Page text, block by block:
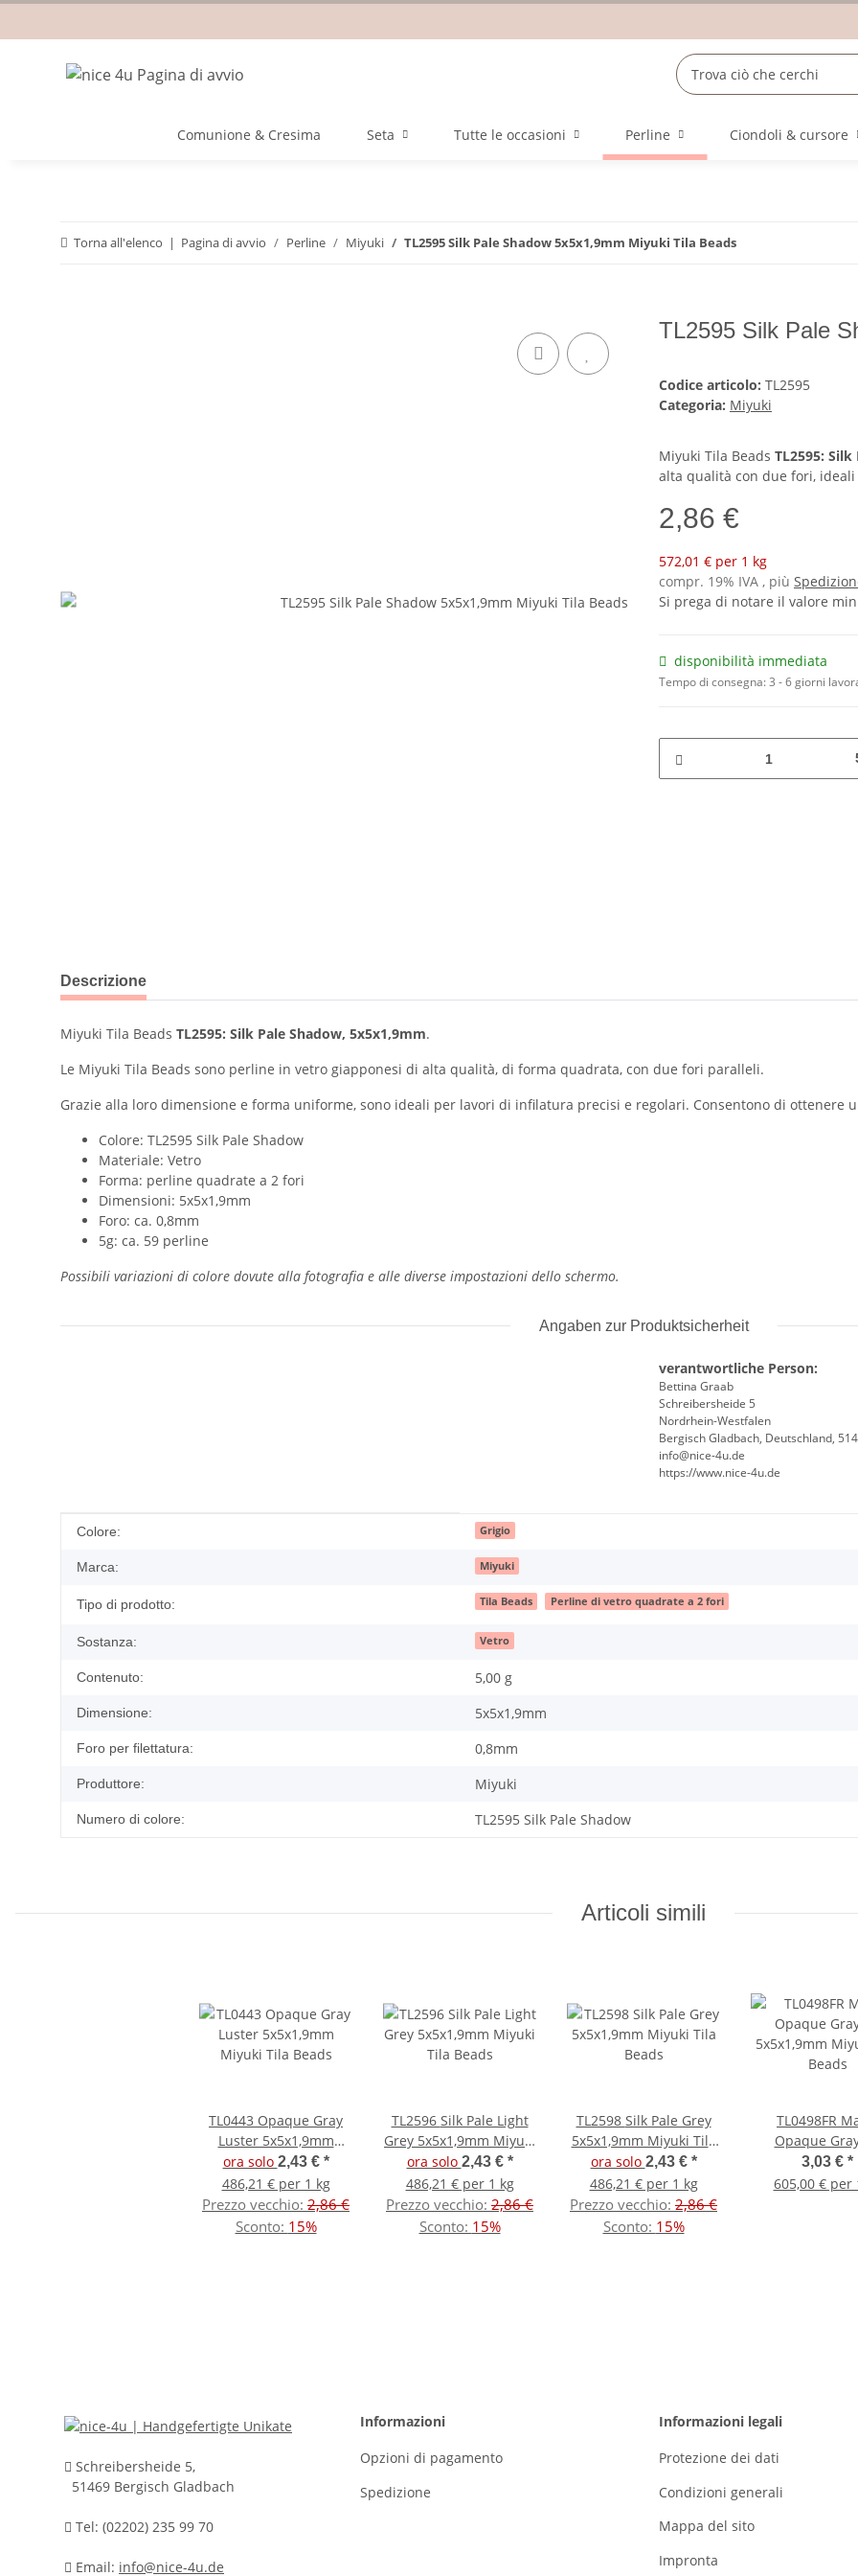
Comunione & Cresima Seta Tutte le occasioni Perline Ciondoli & cursore
Torna all'elenco Pagina di avvio Perline Miyuki TL2595 Silk Pale Shadow 5x5x1,9mm Miyuki Tila Beads
TL2595 Silk Pale
Codice articolo: TL2595
Categoria: Miyuki
Miyuki Tila Beads TL2595:
alta qualità con due fori,
2,86 €
572,01 € per 1 kg
compr. 19% IVA , più
Si prega di notare il valore
disponibilità immediata
Tempo di consegna:3 - 6 giorni
#productDetails.showMoreTabs#
Descrizione
Miyuki Tila Beads TL2595: Silk Pale Shadow, 5x5x1,9mm.
Le Miyuki Tila Beads sono perline in vetro giapponesi di alta qualità, di forma quadrata, con due fori paralleli.
Grazie alla loro dimensione e forma uniforme, sono ideali per lavori di infilatura precisi e regolari. Consentono di ottenere
Colore: TL2595 Silk Pale Shadow
Materiale: Vetro
Forma: perline quadrate a 2 fori
Dimensioni: 5x5x1,9mm
Foro: ca. 0,8mm
5g: ca. 59 perline
Possibili variazioni di colore dovute alla fotografia e alle diverse impostazioni dello schermo.
Angaben zur Produktsicherheit
verantwortliche Person:
Bettina Graab
Schreibersheide 5
Nordrhein-Westfalen
Bergisch Gladbach, Deutschland,
info@nice-4u.de
https://www.nice-4u.de
#productDetails.itemInformation#
#productDetails.itemValue#
Colore: Grigio
Marca: Miyuki
Tipo di prodotto: Tila Beads Perline di vetro quadrate a 2 fori
Sostanza: Vetro
Contenuto: 5,00 g
Dimensione: 5x5x1,9mm
Foro per filettatura: 0,8mm
Produttore: Miyuki
Numero di colore: TL2595 Silk Pale Shadow
Articoli simili
TL0443 Opaque Gray
Luster 5x5x1,9mm
Miyuki Tila Beads
ora solo 2,43 € *
486,21 € per 1 kg
Prezzo vecchio: 2,86 €
Sconto: 15%
TL2596 Silk Pale Light
Grey 5x5x1,9mm Miyuki
Tila Beads
ora solo 2,43 € *
486,21 € per 1 kg
Prezzo vecchio: 2,86 €
Sconto: 15%
TL2598 Silk Pale Grey
5x5x1,9mm Miyuki Tila
Beads
ora solo 2,43 € *
486,21 € per 1 kg
Prezzo vecchio: 2,86 €
Sconto: 15%
TL0498FR Matte
Opaque
5x5x1,9mm
Beads
3,03 € *
605,00 € per
Schreibersheide 5,
51469 Bergisch Gladbach
Tel: (02202) 235 99 70
Email: info@nice-4u.de
Informazioni
Opzioni di pagamento
Spedizione
Informazioni legali
Protezione dei dati
Condizioni generali
Mappa del sito
Impronta